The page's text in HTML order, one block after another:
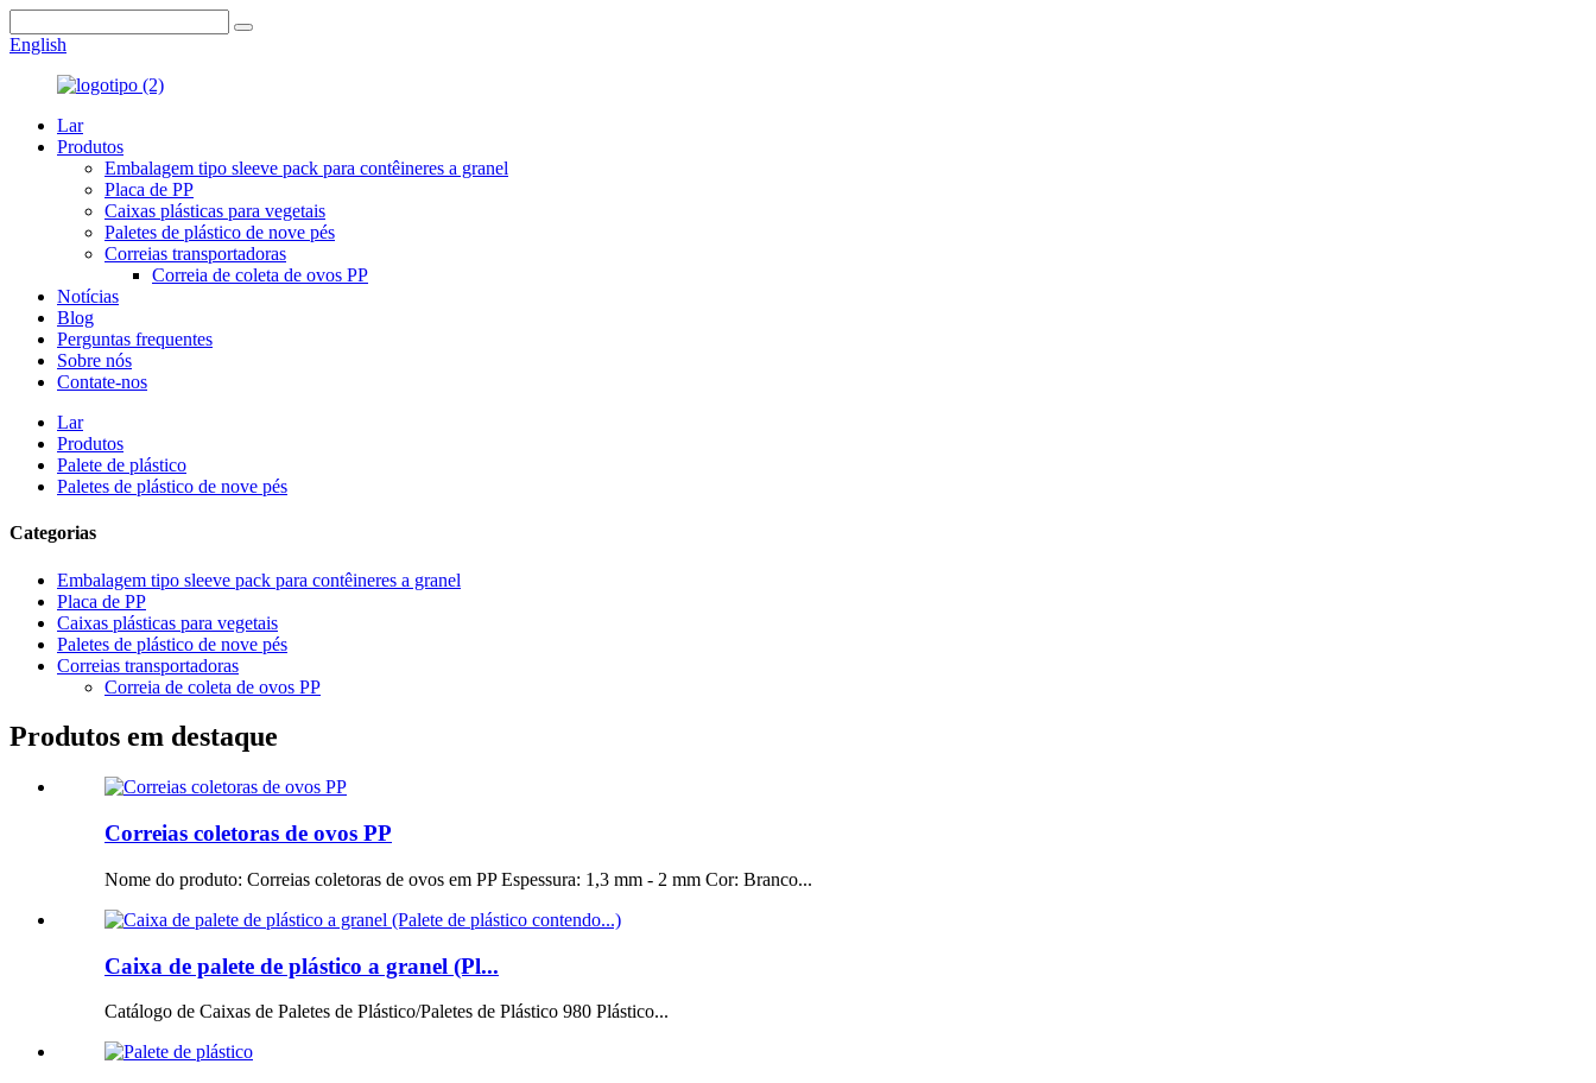
English
Lar
Produtos
Embalagem tipo sleeve pack para contêineres a granel
Placa de PP
Caixas plásticas para vegetais
Paletes de plástico de nove pés
Correias transportadoras
Correia de coleta de ovos PP
Notícias
Blog
Perguntas frequentes
Sobre nós
Contate-nos
Lar
Produtos
Palete de plástico
Paletes de plástico de nove pés
Categorias
Embalagem tipo sleeve pack para contêineres a granel
Placa de PP
Caixas plásticas para vegetais
Paletes de plástico de nove pés
Correias transportadoras
Correia de coleta de ovos PP
Produtos em destaque
Correias coletoras de ovos PP
Nome do produto: Correias coletoras de ovos em PP Espessura: 1,3 mm - 2 mm Cor: Branco...
Caixa de palete de plástico a granel (Pl...
Catálogo de Caixas de Paletes de Plástico/Paletes de Plástico 980 Plástico...